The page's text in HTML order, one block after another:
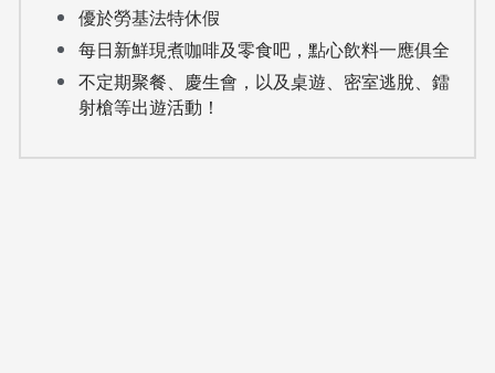
優於勞基法特休假
每日新鮮現煮咖啡及零食吧，點心飲料一應俱全
不定期聚餐、慶生會，以及桌遊、密室逃脫、鐳
射槍等出遊活動！